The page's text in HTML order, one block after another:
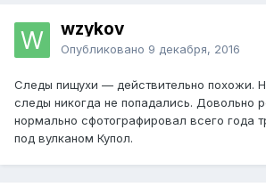
wzykov
Опубликовано 9 декабря, 2016
Следы пищухи — действительно похожи.
следы никогда не попадались. Довольно
нормально сфотографировал всего года
под вулканом Купол.